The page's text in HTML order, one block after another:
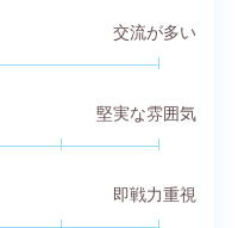
交流が多い
堅実な雰囲気
即戦力重視